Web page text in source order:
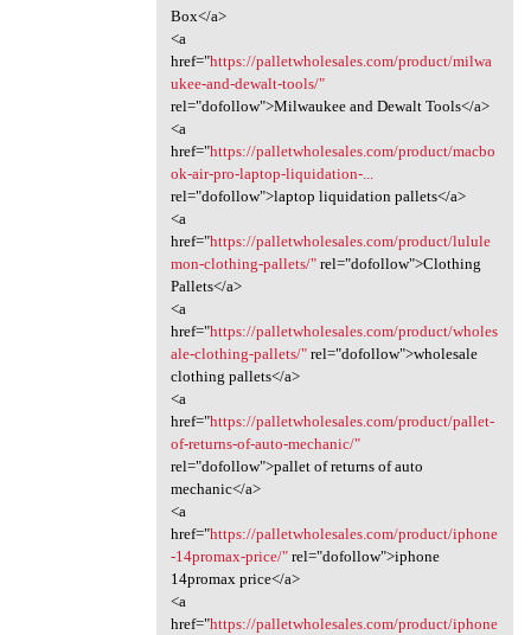
Box</a>
<a
href="https://palletwholesales.com/product/milwa
ukee-and-dewalt-tools/"
rel="dofollow">Milwaukee and Dewalt Tools</a>
<a
href="https://palletwholesales.com/product/macbo
ok-air-pro-laptop-liquidation-...
rel="dofollow">laptop liquidation pallets</a>
<a
href="https://palletwholesales.com/product/lulule
mon-clothing-pallets/"rel="dofollow">Clothing
Pallets</a>
<a
href="https://palletwholesales.com/product/wholes
ale-clothing-pallets/"rel="dofollow">wholesale
clothing pallets</a>
<a
href="https://palletwholesales.com/product/pallet-
of-returns-of-auto-mechanic/"
rel="dofollow">pallet of returns of auto
mechanic</a>
<a
href="https://palletwholesales.com/product/iphone
-14promax-price/"rel="dofollow">iphone
14promax price</a>
<a
href="https://palletwholesales.com/product/iphone